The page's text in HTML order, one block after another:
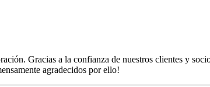
Gracias a la confianza de nuestros clientes y
agradecidos por ello!